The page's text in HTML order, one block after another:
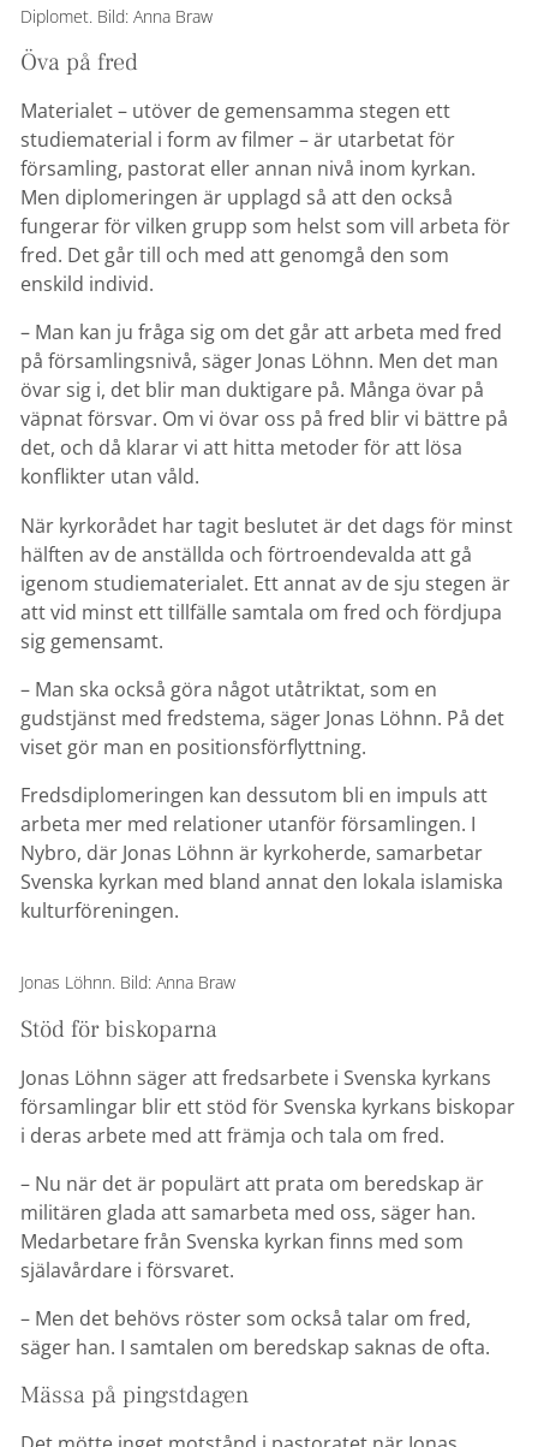
Diplomet. Bild: Anna Braw
Öva på fred
Materialet – utöver de gemensamma stegen ett
studiematerial i form av filmer – är utarbetat för
församling, pastorat eller annan nivå inom kyrkan.
Men diplomeringen är upplagd så att den också
fungerar för vilken grupp som helst som vill arbeta för
fred. Det går till och med att genomgå den som
enskild individ.
– Man kan ju fråga sig om det går att arbeta med fred
på församlingsnivå, säger Jonas Löhnn. Men det man
övar sig i, det blir man duktigare på. Många övar på
väpnat försvar. Om vi övar oss på fred blir vi bättre på
det, och då klarar vi att hitta metoder för att lösa
konflikter utan våld.
När kyrkorådet har tagit beslutet är det dags för minst
hälften av de anställda och förtroendevalda att gå
igenom studiematerialet. Ett annat av de sju stegen är
att vid minst ett tillfälle samtala om fred och fördjupa
sig gemensamt.
– Man ska också göra något utåtriktat, som en
gudstjänst med fredstema, säger Jonas Löhnn. På det
viset gör man en positionsförflyttning.
Fredsdiplomeringen kan dessutom bli en impuls att
arbeta mer med relationer utanför församlingen. I
Nybro, där Jonas Löhnn är kyrkoherde, samarbetar
Svenska kyrkan med bland annat den lokala islamiska
kulturföreningen.
Jonas Löhnn. Bild: Anna Braw
Stöd för biskoparna
Jonas Löhnn säger att fredsarbete i Svenska kyrkans
församlingar blir ett stöd för Svenska kyrkans biskopar
i deras arbete med att främja och tala om fred.
– Nu när det är populärt att prata om beredskap är
militären glada att samarbeta med oss, säger han.
Medarbetare från Svenska kyrkan finns med som
själavårdare i försvaret.
– Men det behövs röster som också talar om fred,
säger han. I samtalen om beredskap saknas de ofta.
Mässa på pingstdagen